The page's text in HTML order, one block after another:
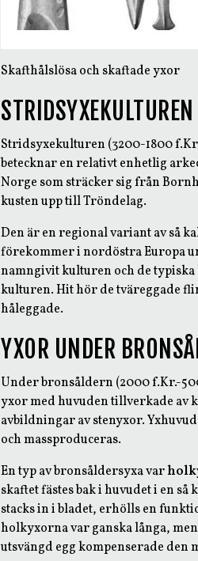
Skafthålslösa och skaftade yxor
STRIDSYXEKULTUREN
Stridsyxekulturen (3200-1800
betecknar en relativt enhetlig
Norge som sträcker sig från
kusten upp till Tröndelag.
Den är en regional variant av så
förekommer i nordöstra Europa
namngivit kulturen och de
kulturen. Hit hör de tväreggade
håleggade.
YXOR UNDER
Under bronsåldern (2000 f.Kr.-
yxor med huvuden tillverkade av
avbildningar av stenyxor.
och massproduceras.
En typ av bronsåldersyxa var
skaftet fästes bak i huvudet i en
stacks in i bladet, erhölls en
holkyxorna var ganska långa,
utsvängd egg kompenserade den